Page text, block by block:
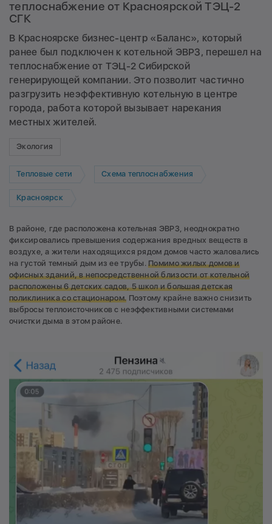
теплоснабжение от Красноярской ТЭЦ-2
СГК
В Красноярске бизнес-центр «Баланс», который
ранее был подключен к котельной ЭВРЗ, перешел на
теплоснабжение от ТЭЦ-2 Сибирской
генерирующей компании. Это позволит частично
разгрузить неэффективную котельную в центре
города, работа которой вызывает нарекания
местных жителей.
Экология
Тепловые сети Схема теплоснабжения
Красноярск
В районе, где расположена котельная ЭВРЗ, неоднократно
фиксировались превышения содержания вредных веществ в
воздухе, а жители находящихся рядом домов часто жаловались
на густой темный дым из ее трубы.Помиможилых домов и
офисных зданий, в непосредственной близости от котельной
расположены 6 детских садов, 5 школ и большая детская
поликлиника со стационаром. Поэтому крайне важно снизить
выбросы теплоисточников с неэффективными системами
очистки дыма в этом районе.